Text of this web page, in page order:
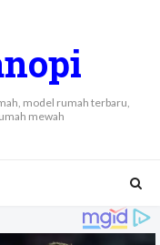
model rumah terbaru,
mewah